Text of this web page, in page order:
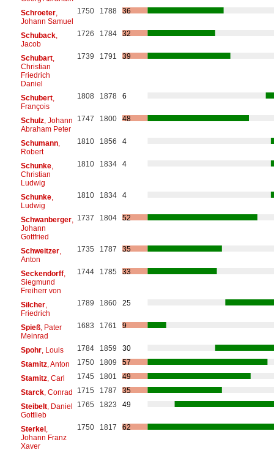
Schroeter,
Johann Samuel
1750 1788 36
Schuback,
Jacob
1726 1784 32
Schubart,
Christian
Friedrich
Daniel
1739 1791 39
Schubert,
François
1808 1878 6
Schulz, Johann
Abraham Peter
1747 1800 48
Schumann,
Robert
1810 1856 4
Schunke,
Christian
Ludwig
1810 1834 4
Schunke,
Ludwig
1810 1834 4
Schwanberger,
Johann
Gottfried
1737 1804 52
Schweitzer,
Anton
1735 1787 35
Seckendorff,
Siegmund
Freiherr von
1744 1785 33
Silcher,
Friedrich
1789 1860 25
Spieß, Pater
Meinrad
1683 1761 9
Spohr, Louis 1784 1859
30
Stamitz, Anton 1750 1809
57
Stamitz, Carl 1745 1801
49
Starck, Conrad 1715 1787
35
Steibelt, Daniel
Gottlieb
1765 1823 49
Sterkel,
Johann Franz
Xaver
1750 1817 62